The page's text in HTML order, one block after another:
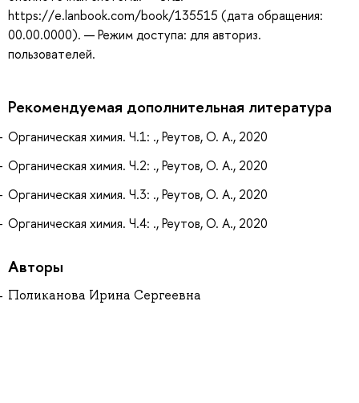
https://e.lanbook.com/book/135515 (дата обращения:
00.00.0000). — Режим доступа: для авториз.
пользователей.
Рекомендуемая дополнительная литература
Органическая химия. Ч.1: ., Реутов, О. А., 2020
Органическая химия. Ч.2: ., Реутов, О. А., 2020
Органическая химия. Ч.3: ., Реутов, О. А., 2020
Органическая химия. Ч.4: ., Реутов, О. А., 2020
Авторы
Поликанова Ирина Сергеевна